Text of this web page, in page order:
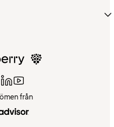
från